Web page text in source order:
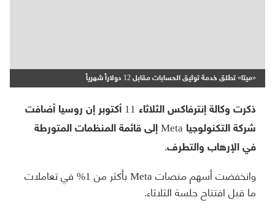
«ميتا» تطلق خدمة توثيق الحسابات مقابل 12 دولاراً شهرياً
ذكرت وكالة إنترفاكس الثلاثاء 11 أكتوبر إن روسيا أضافت
شركة التكنولوجيا Meta إلى قائمة المنظمات المتورطة
في الإرهاب والتطرف.
وانخفضت أسهم منصات Meta بأكثر من 1% في تعاملات
ما قبل افتتاح جلسة الثلاثاء.